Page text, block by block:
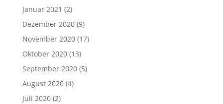
Januar 2021 (2)
Dezember 2020(9)
November 2020(17)
Oktober 2020(13)
September 2020(5)
August 2020(4)
Juli 2020(2)